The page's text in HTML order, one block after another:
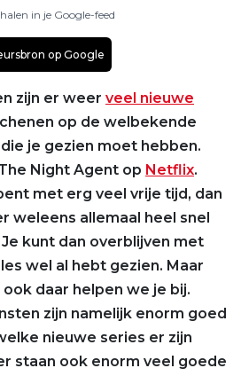
in je Google-feed
op Google
zijn er weer veel nieuwe
op de welbekende
je gezien moet hebben.
Night Agent op Netflix.
met erg veel vrije tijd, dan
weleens allemaal heel snel
kunt dan overblijven met
wel al hebt gezien. Maar
daar helpen we je bij.
zijn namelijk enorm goed
nieuwe series er zijn
staan ook enorm veel goede